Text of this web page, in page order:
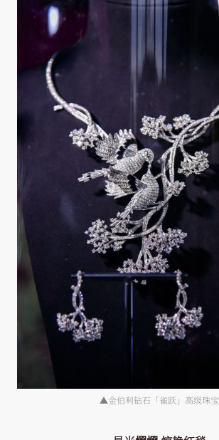
▲金伯利钻石「雀跃」高级珠宝